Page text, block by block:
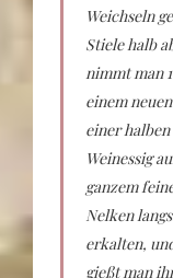
Weichseln
Stiele halb
nimmt man
einem
einer
Weinessig
ganzem
Nelken
erkalten,
gießt man